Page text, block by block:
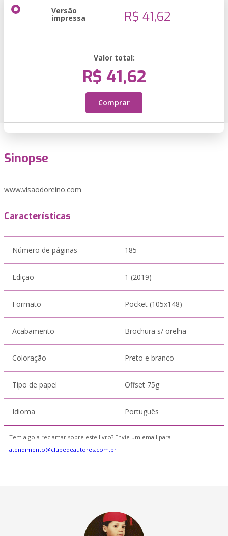
Versão
impressa R$ 41,62
Valor total:
R$ 41,62
Comprar
Sinopse
www.visaodoreino.com
Características
Número de páginas 185
Edição 1 (2019)
Formato Pocket (105x148)
Acabamento Brochura s/ orelha
Coloração Preto e branco
Tipo de papel Offset 75g
Idioma Português
Tem algo a reclamar sobre este livro? Envie um email para
atendimento@clubedeautores.com.br